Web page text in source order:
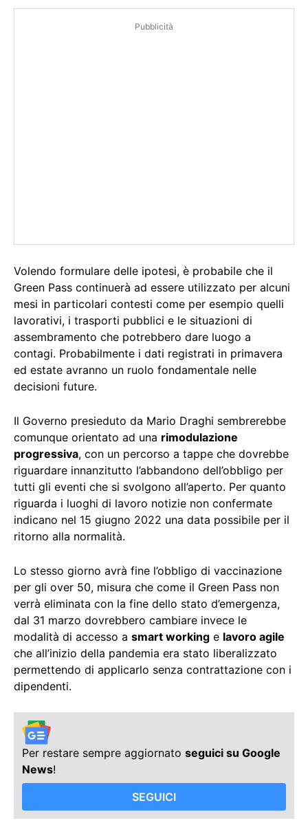
Pubblicità
Volendo formulare delle ipotesi, è probabile che il
Green Pass continuerà ad essere utilizzato per alcuni
mesi in particolari contesti come per esempio quelli
lavorativi, i trasporti pubblici e le situazioni di
assembramento che potrebbero dare luogo a
contagi. Probabilmente i dati registrati in primavera
ed estate avranno un ruolo fondamentale nelle
decisioni future.
Il Governo presieduto da Mario Draghi sembrerebbe
comunque orientato ad una rimodulazione
progressiva, con un percorso a tappe che dovrebbe
riguardare innanzitutto l’abbandono dell’obbligo per
tutti gli eventi che si svolgono all’aperto. Per quanto
riguarda i luoghi di lavoro notizie non confermate
indicano nel 15 giugno 2022 una data possibile per il
ritorno alla normalità.
Lo stesso giorno avrà fine l’obbligo di vaccinazione
per gli over 50, misura che come il Green Pass non
verrà eliminata con la fine dello stato d’emergenza,
dal 31 marzo dovrebbero cambiare invece le
modalità di accesso a smart working e lavoro agile
che all’inizio della pandemia era stato liberalizzato
permettendo di applicarlo senza contrattazione con i
dipendenti.
Per restare sempre aggiornato seguici su Google
News!
SEGUICI